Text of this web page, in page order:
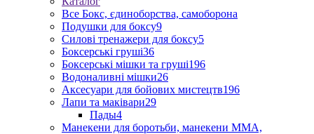
Все Бокс, єдиноборства, самоборона
Подушки для боксу9
Силові тренажери для боксу5
Боксерські груші36
Боксерські мішки та груші196
Водоналивні мішки26
Аксесуари для бойових мистецтв196
Лапи та маківари29
Пады4
Манекени для боротьби, манекени ММА,